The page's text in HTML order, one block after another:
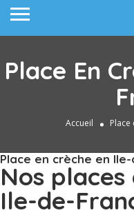
Place En
Accueil Place
Place en crèche en
Nos places
Ile-de-